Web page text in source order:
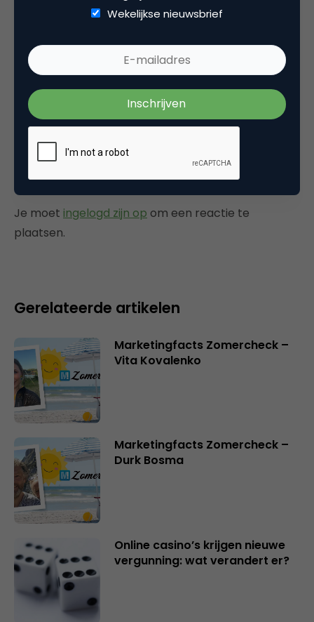
onderzoek
social media marketing
Plaats reactie
Je moet ingelogd zijn op om een reactie te
plaatsen.
Gerelateerde artikelen
Marketingfacts Zomercheck –
Vita Kovalenko
Marketingfacts Zomercheck –
Durk Bosma
Online casino’s krijgen nieuwe
vergunning: wat verandert er?
Wekelijkse nieuwsbrief